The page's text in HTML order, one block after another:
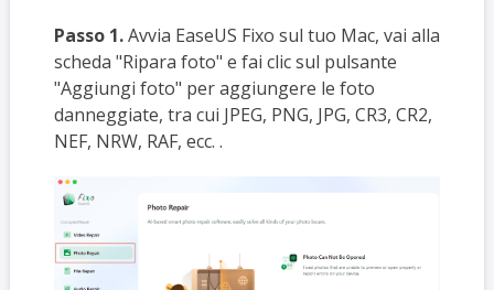
Passo 1.Avvia EaseUS Fixo sul tuo Mac, vai alla
scheda "Ripara foto" e fai clic sul pulsante
"Aggiungi foto" per aggiungere le foto
danneggiate, tra cui JPEG, PNG, JPG, CR3, CR2,
NEF, NRW, RAF, ecc. .